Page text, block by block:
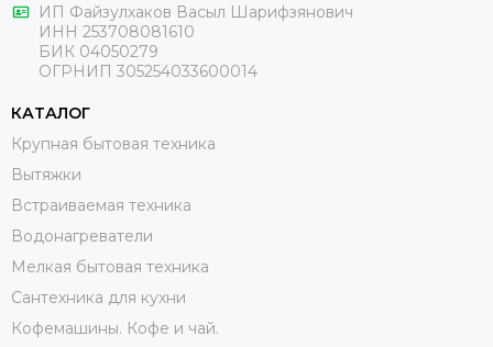
ИП Файзулхаков Васыл Шарифзянович
ИНН 253708081610
БИК 04050279
ОГРНИП 305254033600014
КАТАЛОГ
Крупная бытовая техника
Вытяжки
Встраиваемая техника
Водонагреватели
Мелкая бытовая техника
Сантехника для кухни
Кофемашины. Кофе и чай.